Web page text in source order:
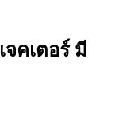
จคเตอร์ มี